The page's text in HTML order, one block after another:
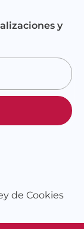
y
de Cookies